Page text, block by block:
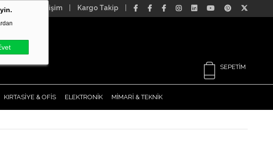
İletişim Kargo Takip
SEPETIM
KIRTASİYE & OFİS ELEKTRONİK MİMARİ & TEKNİK